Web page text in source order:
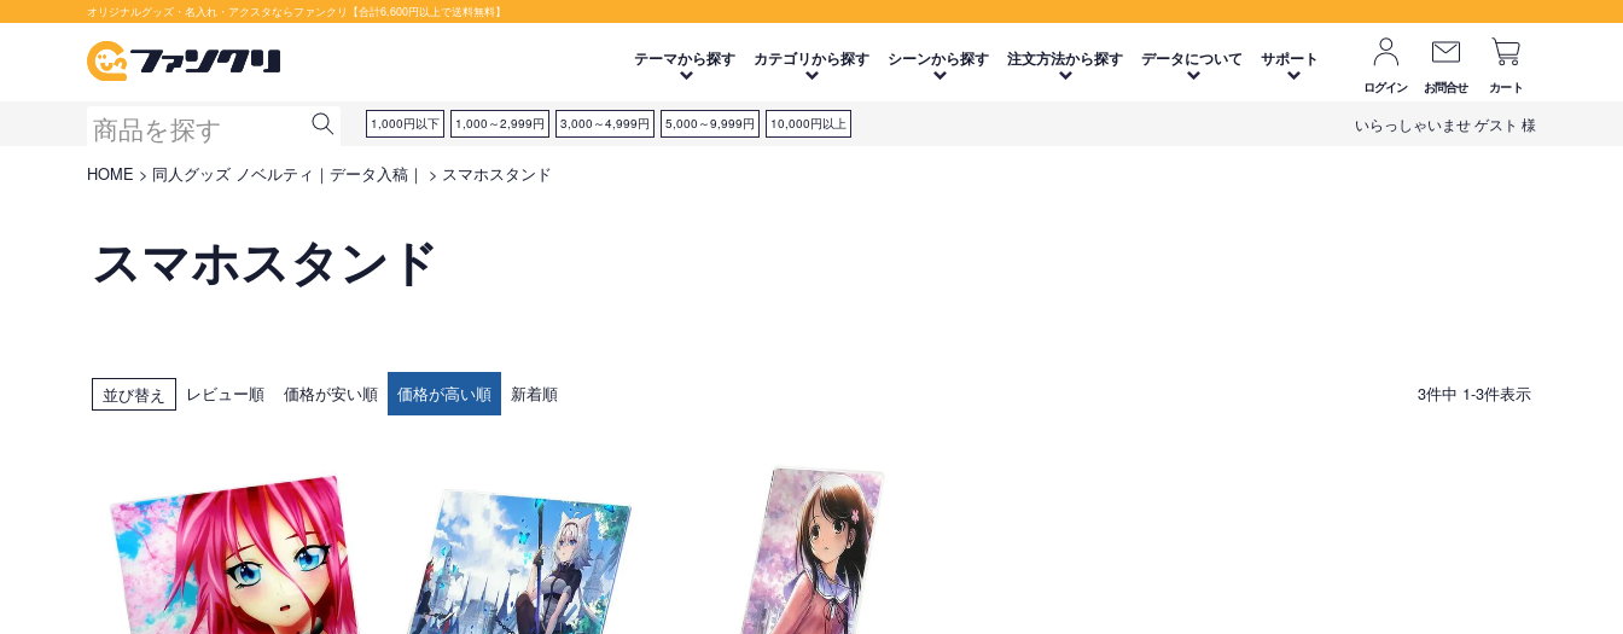
オリジナルグッズ・名入れ・アクスタならファンクリ【合計6,600円以上で送料無料】
テーマから探す カテゴリから探す シーンから探す 注文方法から探す データについて サポート
ログイン お問合せ カート
1,000円以下 1,000～2,999円 3,000～4,999円 5,000～9,999円 10,000円以上 いらっしゃいませ ゲスト 様
HOME 同人グッズ ノベルティ｜データ入稿｜ スマホスタンド
スマホスタンド
並び替え レビュー順 価格が安い順 価格が高い順 新着順 3件中 1-3件表示